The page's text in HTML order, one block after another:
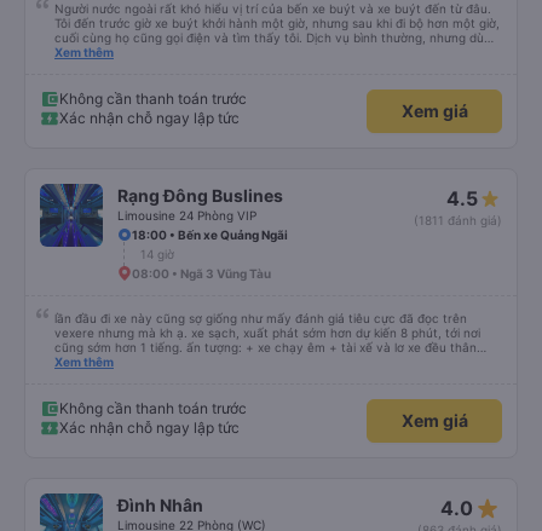
Người nước ngoài rất khó hiểu vị trí của bến xe buýt và xe buýt đến từ đâu.
Tôi đến trước giờ xe buýt khởi hành một giờ, nhưng sau khi đi bộ hơn một giờ,
cuối cùng họ cũng gọi điện và tìm thấy tôi. Dịch vụ bình thường, nhưng dù
sao thì tôi ngủ ngon hơn ở khách sạn vì tôi rất thoải mái. Sẽ tuyệt hơn nếu
Xem thêm
Không cần thanh toán trước
Xác nhận chỗ ngay lập tức
Xem giá
Rạng Đông Buslines
Limousine 24 Phòng VIP
4.5
(1811 đánh giá)
18:00 • Bến xe Quảng Ngãi
14 giờ
08:00 • Ngã 3 Vũng Tàu
lần đầu đi xe này cũng sợ giống như mấy đánh giá tiêu cực đã đọc trên
vexere nhưng mà kh ạ. xe sạch, xuất phát sớm hơn dự kiến 8 phút, tới nơi
cũng sớm hơn 1 tiếng. ấn tượng: + xe chạy êm + tài xế và lơ xe đều thân
thiện dễ thương. thật ra cũng kh tiếp xúc nhiều+ lắm nhưng cá nhân mình
an sương, xe dừng đúng 3 lần (cả ăn tối) cho khách đi vệ sinh. cái hay ở đây
là khi gần tới chỗ ăn tối sẽ có loa thông báo, loa báo là dừng 30p nhưng thực
tế chỉ dừng khoảng 25p, chắc do khách đã lên đông đủ. tóm lại thì lần đầu đi
Xem thêm
Không cần thanh toán trước
Xác nhận chỗ ngay lập tức
Xem giá
Đình Nhân
Limousine 22 Phòng (WC)
4.0 star_rate